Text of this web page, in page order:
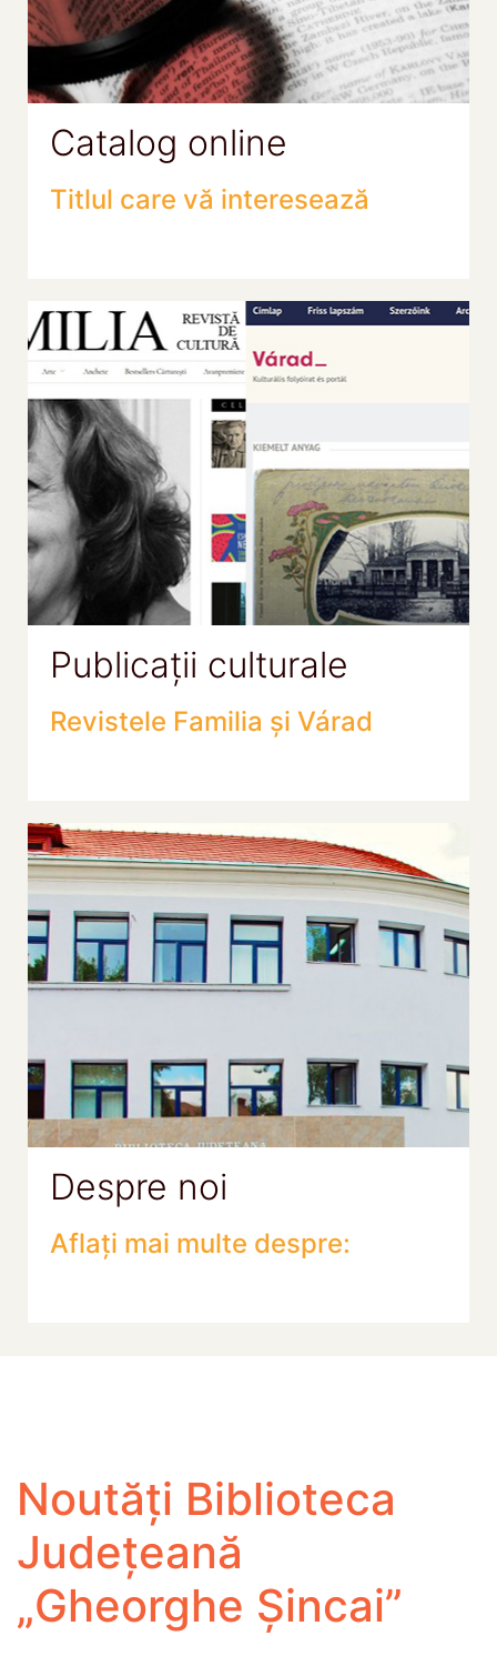
Catalog online
Titlul care vă interesează
Publicații culturale
Revistele Familia și Várad
Despre noi
Aflați mai multe despre:
Noutăți Biblioteca
Județeană
„Gheorghe Șincai”